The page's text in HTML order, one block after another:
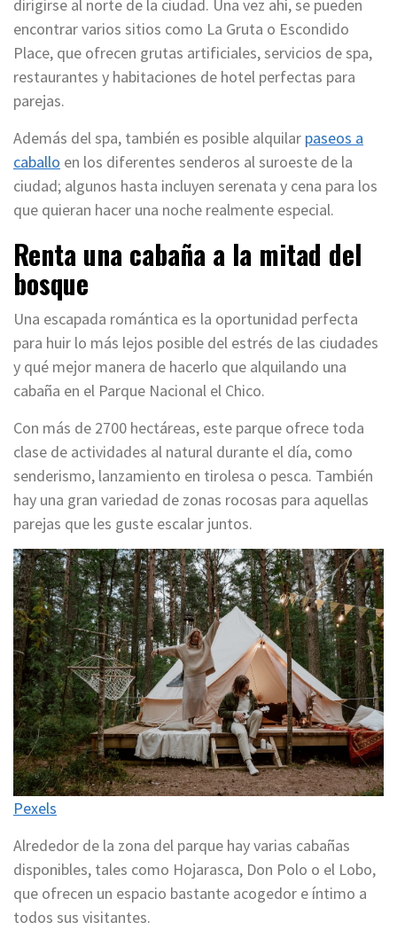
dirigirse al norte de la ciudad. Una vez ahí, se pueden
encontrar varios sitios como La Gruta o Escondido
Place, que ofrecen grutas artificiales, servicios de spa,
restaurantes y habitaciones de hotel perfectas para
parejas.
Además del spa, también es posible alquilar paseos a
caballo en los diferentes senderos al suroeste de la
ciudad; algunos hasta incluyen serenata y cena para los
que quieran hacer una noche realmente especial.
Renta una cabaña a la mitad del
bosque
Una escapada romántica es la oportunidad perfecta
para huir lo más lejos posible del estrés de las ciudades
y qué mejor manera de hacerlo que alquilando una
cabaña en el Parque Nacional el Chico.
Con más de 2700 hectáreas, este parque ofrece toda
clase de actividades al natural durante el día, como
senderismo, lanzamiento en tirolesa o pesca. También
hay una gran variedad de zonas rocosas para aquellas
parejas que les guste escalar juntos.
Pexels
Alrededor de la zona del parque hay varias cabañas
disponibles, tales como Hojarasca, Don Polo o el Lobo,
que ofrecen un espacio bastante acogedor e íntimo a
todos sus visitantes.